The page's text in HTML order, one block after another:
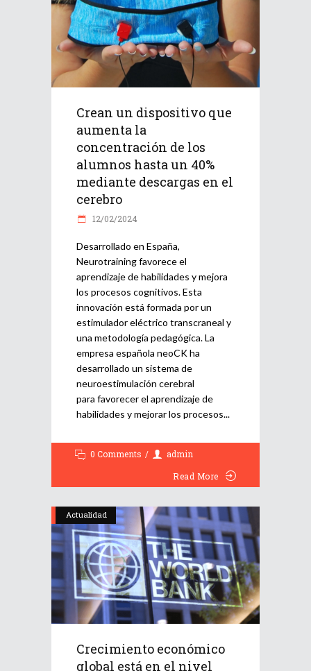
Crean un dispositivo que
aumenta la
concentración de los
alumnos hasta un 40%
mediante descargas en el
cerebro
12/02/2024
Desarrollado en España,
Neurotraining favorece el
aprendizaje de habilidades y mejora
los procesos cognitivos. Esta
innovación está formada por un
estimulador eléctrico transcraneal y
una metodología pedagógica. La
empresa española neoCK ha
desarrollado un sistema de
neuroestimulación cerebral
para favorecer el aprendizaje de
habilidades y mejorar los procesos
0 Comments
admin
Read More
Actualidad
Crecimiento económico
global está en el nivel